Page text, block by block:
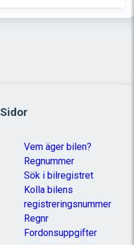
Sidor
Vem äger bilen?
Regnummer
Sök i bilregistret
Kolla bilens
registreringsnummer
Regnr
Fordonsuppgifter